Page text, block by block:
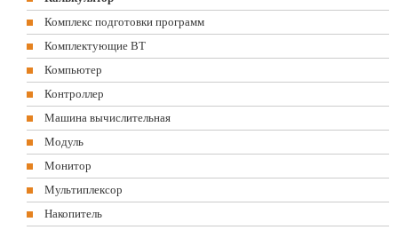
Комплекс подготовки программ
Комплектующие ВТ
Компьютер
Контроллер
Машина вычислительная
Модуль
Монитор
Мультиплексор
Накопитель